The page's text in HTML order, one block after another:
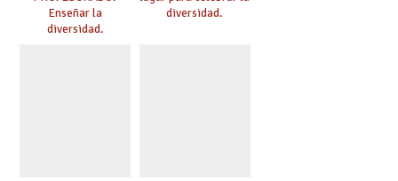
Enseñar la
diversidad.
diversidad.